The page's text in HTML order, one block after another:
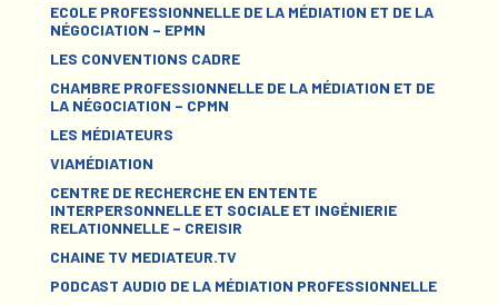
ECOLE PROFESSIONNELLE DE LA MÉDIATION ET DE LA
NÉGOCIATION – EPMN
LES CONVENTIONS CADRE
CHAMBRE PROFESSIONNELLE DE LA MÉDIATION ET DE
LA NÉGOCIATION – CPMN
LES MÉDIATEURS
VIAMÉDIATION
CENTRE DE RECHERCHE EN ENTENTE
INTERPERSONNELLE ET SOCIALE ET INGÉNIERIE
RELATIONNELLE – CREISIR
CHAINE TV MEDIATEUR.TV
PODCAST AUDIO DE LA MÉDIATION PROFESSIONNELLE